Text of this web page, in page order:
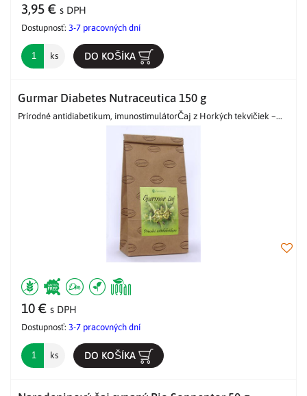
3,95 € s DPH
Dostupnosť: 3-7 pracovných dní
ks DO KOŠÍKA
Gurmar Diabetes Nutraceutica 150 g
Prírodné antidiabetikum, imunostimulátorČaj z Horkých tekvičiek –...
10 € s DPH
Dostupnosť: 3-7 pracovných dní
ks DO KOŠÍKA